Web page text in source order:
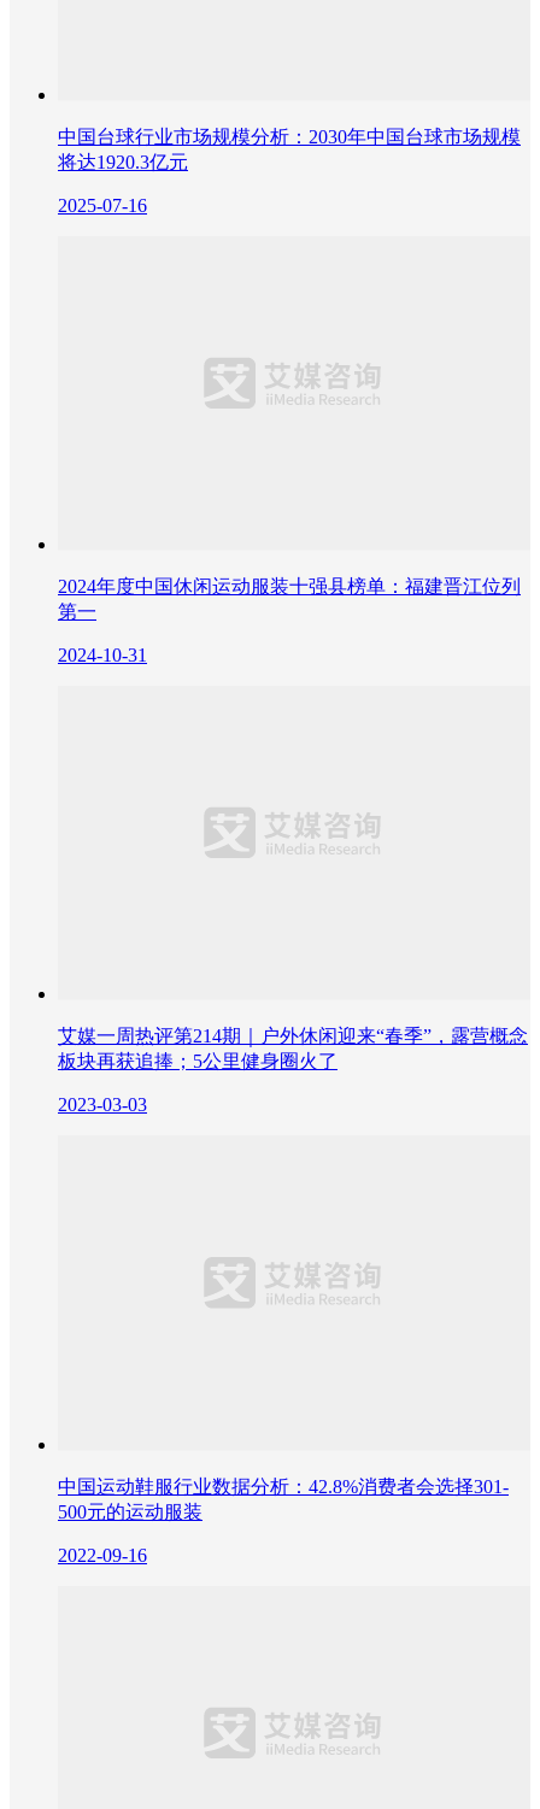
中国台球行业市场规模分析：2030年中国台球市场规模
将达1920.3亿元
2025-07-16
2024年度中国休闲运动服装十强县榜单：福建晋江位列
第一
2024-10-31
艾媒一周热评第214期｜户外休闲迎来“春季”，露营概念
板块再获追捧；5公里健身圈火了
2023-03-03
中国运动鞋服行业数据分析：42.8%消费者会选择301-
500元的运动服装
2022-09-16